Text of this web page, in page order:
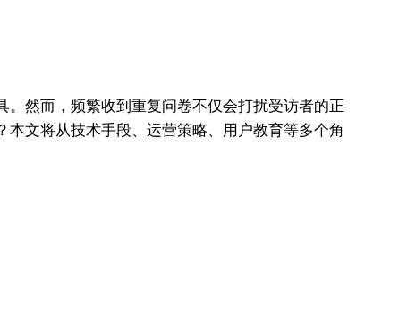
然而，频繁收到重复问卷不仅会打扰受访者的正
文将从技术手段、运营策略、用户教育等多个角